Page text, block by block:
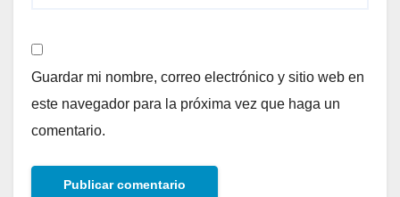
Guardar mi nombre, correo electrónico y sitio web en
este navegador para la próxima vez que haga un
comentario.